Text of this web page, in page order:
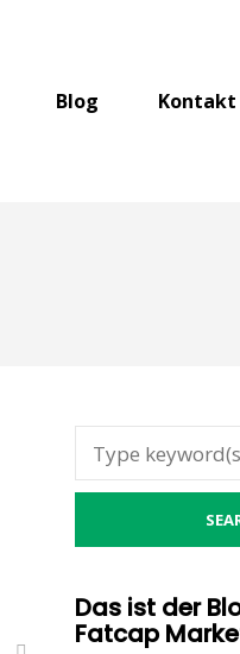
Blog Kontakt
Das ist der
Fatcap